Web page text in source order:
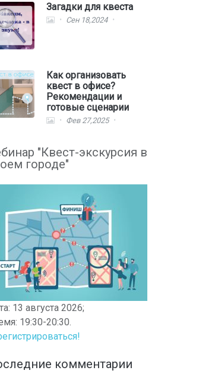
Загадки для квеста
Сен 18,2024
Как организовать
квест в офисе?
Рекомендации и
готовые сценарии
Фев 27,2025
"Квест-экскурсия в
городе"
13 августа 2026;
19:30-20:30.
комментарии